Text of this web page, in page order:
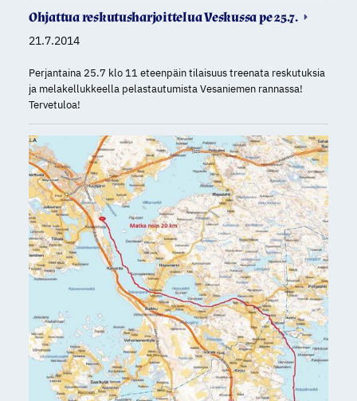
Ohjattua reskutusharjoittelua Veskussa pe 25.7.
21.7.2014
Perjantaina 25.7 klo 11 eteenpäin tilaisuus treenata reskutuksia
ja melakellukkeella pelastautumista Vesaniemen rannassa!
Tervetuloa!